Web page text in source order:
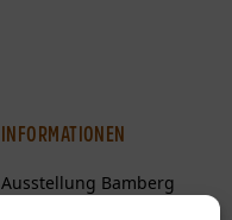
INFORMATIONEN
Ausstellung Bamberg